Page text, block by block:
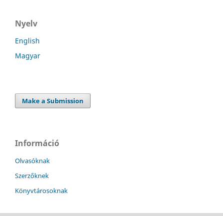
Nyelv
English
Magyar
Make a Submission
Információ
Olvasóknak
Szerzőknek
Könyvtárosoknak